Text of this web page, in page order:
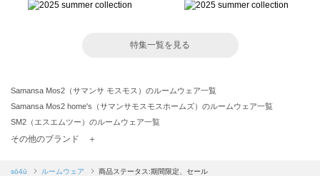
特集一覧を見る
Samansa Mos2（サマンサ モスモス）のルームウェア一覧
Samansa Mos2 home's（サマンサモスモスホームズ）のルームウェア一覧
SM2（エスエムツー）のルームウェア一覧
TSUHARU by Samansa Mos2（ツハルバイサマンサモスモス）のルームウェア一覧
Samansa Mos2 blue（サマンサモスモス ブルー）のルームウェア一覧
その他のブランド ＋
sō4ū ルームウェア 商品ステータス:期間限定、セール